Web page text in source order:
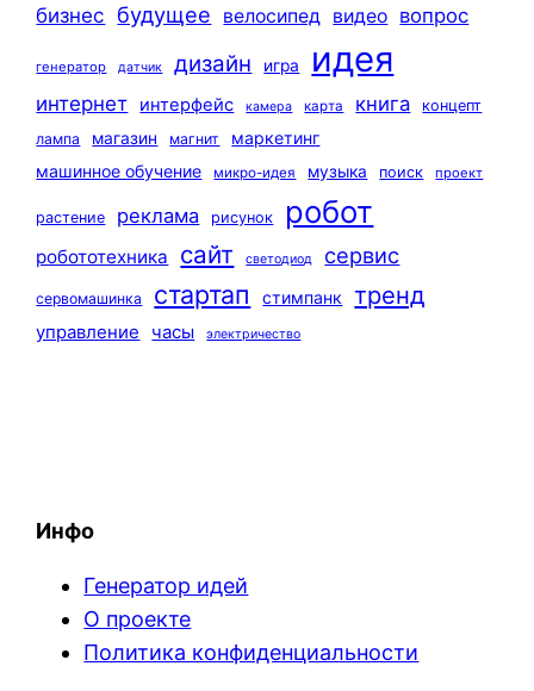
бизнес будущее велосипед видео вопрос
генератор датчик дизайн игра идея
интернет интерфейс камера карта книга
концепт
лампа
магазин магнит
маркетинг
машинное обучение
микро-идея музыка поиск проект
растение реклама рисунок робот
робототехника сайт светодиод сервис
сервомашинка стартап стимпанк тренд
управление часы электричество
Инфо
Генератор идей
О проекте
Политика конфиденциальности